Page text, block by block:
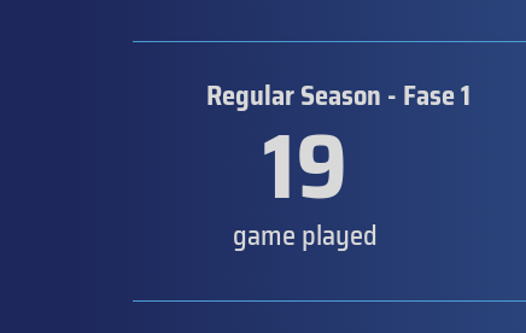
Regular Season - Fase 1
19
game played